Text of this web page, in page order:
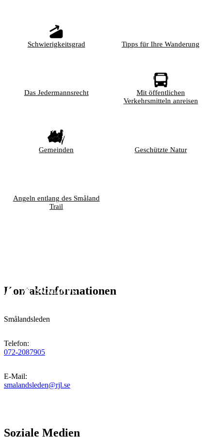
Schwierigkeitsgrad Tipps für Ihre Wanderung
Das Jedermannsrecht
Mit öffentlichen
Verkehrsmitteln anreisen
Gemeinden Geschützte Natur
Angeln entlang des Småland
Trail
Kontaktinformationen
Smålandsleden
Telefon:
072-2087905
E-Mail:
smalandsleden@rjl.se
Soziale Medien